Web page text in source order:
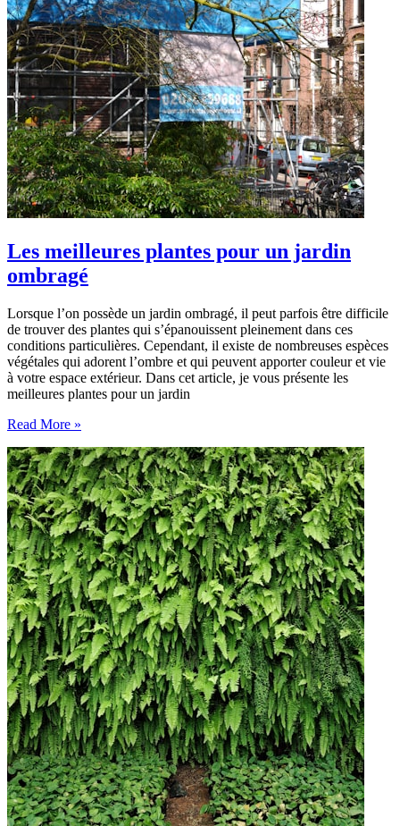
Les meilleures plantes pour un jardin
ombragé
Lorsque l’on possède un jardin ombragé, il peut parfois être difficile
de trouver des plantes qui s’épanouissent pleinement dans ces
conditions particulières. Cependant, il existe de nombreuses espèces
végétales qui adorent l’ombre et qui peuvent apporter couleur et vie
à votre espace extérieur. Dans cet article, je vous présente les
meilleures plantes pour un jardin
Les
plantes
pour
un
jardin
ombragé
Read More »